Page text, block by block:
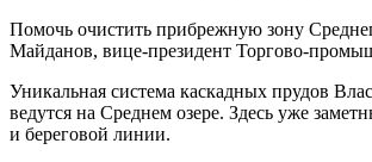
Помочь очистить прибрежную зону
Майданов, вице-президент Торгово-
Уникальная система каскадных прудов
ведутся на Среднем озере. Здесь уже
и береговой линии.